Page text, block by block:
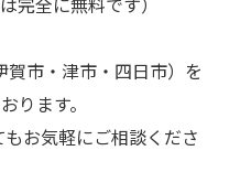
完全に無料です）
賀市・津市・四日市）を
ります。
お気軽にご相談くださ